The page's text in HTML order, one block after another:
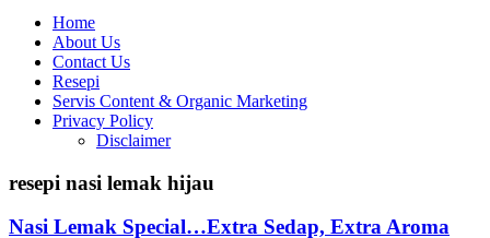
Home
About Us
Contact Us
Resepi
Servis Content & Organic Marketing
Privacy Policy
Disclaimer
resepi nasi lemak hijau
Nasi Lemak Special…Extra Sedap, Extra Aroma